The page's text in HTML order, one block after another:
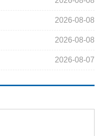
2026-08-08
2026-08-08
2026-08-07